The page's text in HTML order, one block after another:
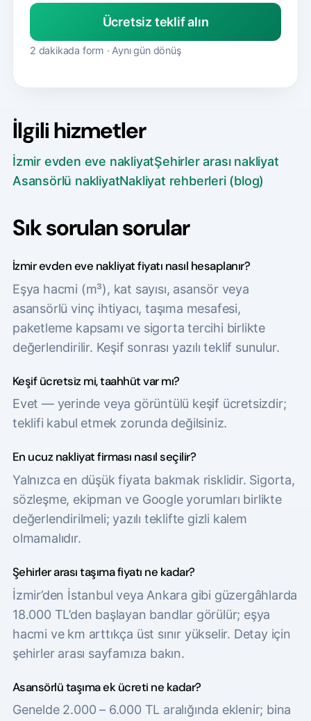
Ücretsiz teklif alın
2 dakikada form · Aynı gün dönüş
İlgili hizmetler
İzmir evden eve nakliyatŞehirler arası nakliyat
Asansörlü nakliyatNakliyat rehberleri (blog)
Sık sorulan sorular
İzmir evden eve nakliyat fiyatı nasıl hesaplanır?
Eşya hacmi (m³), kat sayısı, asansör veya
asansörlü vinç ihtiyacı, taşıma mesafesi,
paketleme kapsamı ve sigorta tercihi birlikte
değerlendirilir. Keşif sonrası yazılı teklif sunulur.
Keşif ücretsiz mi, taahhüt var mı?
Evet — yerinde veya görüntülü keşif ücretsizdir;
teklifi kabul etmek zorunda değilsiniz.
En ucuz nakliyat firması nasıl seçilir?
Yalnızca en düşük fiyata bakmak risklidir. Sigorta,
sözleşme, ekipman ve Google yorumları birlikte
değerlendirilmeli; yazılı teklifte gizli kalem
olmamalıdır.
Şehirler arası taşıma fiyatı ne kadar?
İzmir’den İstanbul veya Ankara gibi güzergâhlarda
18.000 TL’den başlayan bandlar görülür; eşya
hacmi ve km arttıkça üst sınır yükselir. Detay için
şehirler arası sayfamıza bakın.
Asansörlü taşıma ek ücreti ne kadar?
Genelde 2.000 – 6.000 TL aralığında eklenir; bina